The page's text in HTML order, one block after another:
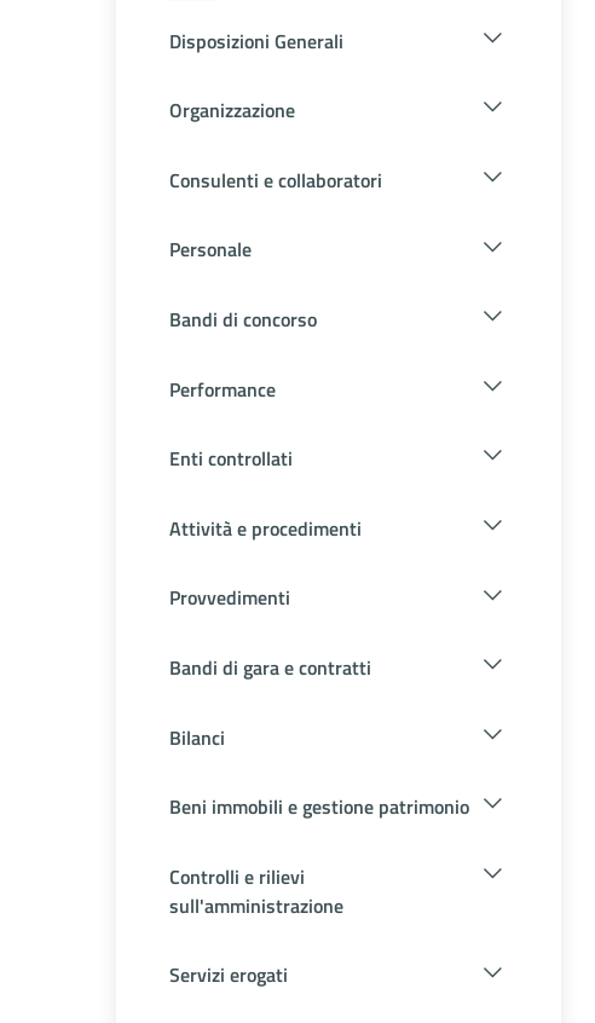
Disposizioni Generali
Organizzazione
Consulenti e collaboratori
Personale
Bandi di concorso
Performance
Enti controllati
Attività e procedimenti
Provvedimenti
Bandi di gara e contratti
Bilanci
Beni immobili e gestione patrimonio
Controlli e rilievi
sull'amministrazione
Servizi erogati